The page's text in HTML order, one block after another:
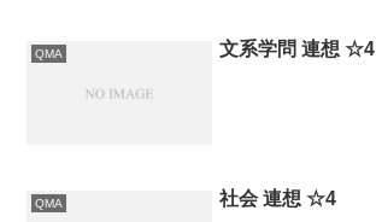
QMA 文系学問 連想 ☆4
QMA 社会 連想 ☆4